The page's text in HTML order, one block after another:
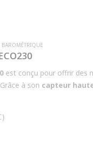
BAROMÉTRIQUE
est conçu pour offrir des
à son capteur
les professionnels